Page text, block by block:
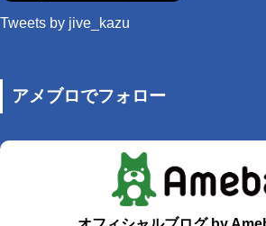
Tweets by jive_kazu
アメブロでフォロー